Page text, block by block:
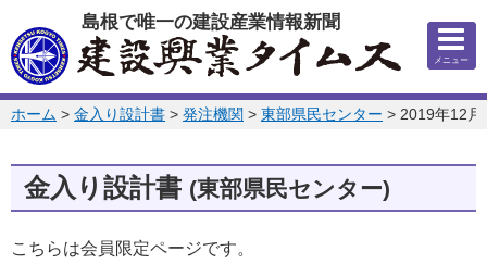
このページの本文へ
島根で唯一の建設産業情報新聞
メニュー
このページの位置:
ホーム > 金入り設計書 > 発注機関 > 東部県民センター > 2019年12
金入り設計書 (東部県民センター)
こちらは会員限定ページです。